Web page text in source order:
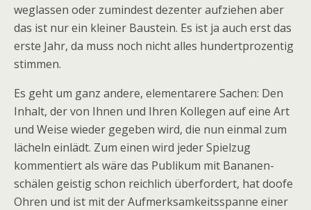
weglassen oder zumindest dezenter aufziehen aber
das ist nur ein kleiner Baustein. Es ist ja auch erst das
erste Jahr, da muss noch nicht alles hundertprozentig
stimmen.
Es geht um ganz andere, elementarere Sachen: Den
Inhalt, der von Ihnen und Ihren Kollegen auf eine Art
und Weise wieder gegeben wird, die nun einmal zum
lächeln einlädt. Zum einen wird jeder Spielzug
kommentiert als wäre das Publikum mit Bananen-
schälen geistig schon reichlich überfordert, hat doofe
Ohren und ist mit der Aufmerksamkeitsspanne einer